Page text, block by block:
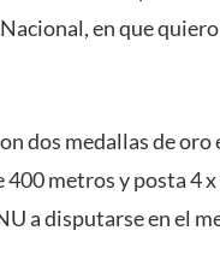
en que
dos medallas de
metros y posta 4
a disputarse en el